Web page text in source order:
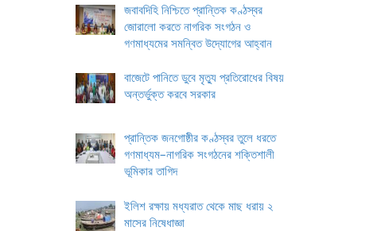
জবাবদিহি নিশ্চিতে প্রান্তিক কণ্ঠস্বর
জোরালো করতে নাগরিক সংগঠন ও
গণমাধ্যমের সমন্বিত উদ্যোগের আহ্বান
বাজেটে পানিতে ডুবে মৃত্যু প্রতিরোধের বিষয়
অন্তর্ভুক্ত করবে সরকার
প্রান্তিক জনগোষ্ঠীর কণ্ঠস্বর তুলে ধরতে
গণমাধ্যম–নাগরিক সংগঠনের শক্তিশালী
ভূমিকার তাগিদ
ইলিশ রক্ষায় মধ্যরাত থেকে মাছ ধরায় ২
মাসের নিষেধাজ্ঞা